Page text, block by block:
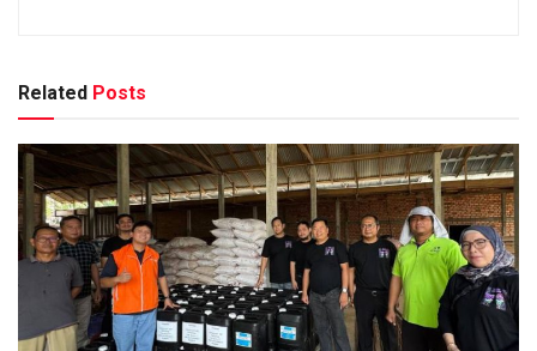
Related Posts